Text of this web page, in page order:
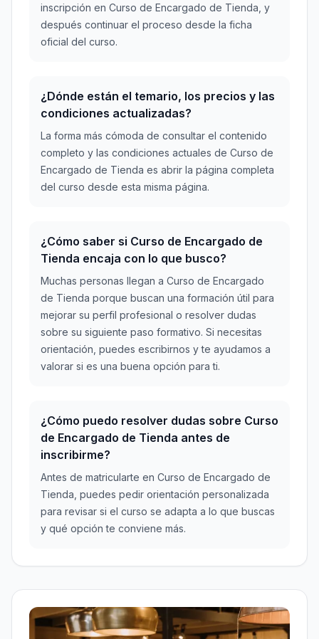
inscripción en Curso de Encargado de Tienda, y
después continuar el proceso desde la ficha
oficial del curso.
¿Dónde están el temario, los precios y las
condiciones actualizadas?
La forma más cómoda de consultar el contenido
completo y las condiciones actuales de Curso de
Encargado de Tienda es abrir la página completa
del curso desde esta misma página.
¿Cómo saber si Curso de Encargado de
Tienda encaja con lo que busco?
Muchas personas llegan a Curso de Encargado
de Tienda porque buscan una formación útil para
mejorar su perfil profesional o resolver dudas
sobre su siguiente paso formativo. Si necesitas
orientación, puedes escribirnos y te ayudamos a
valorar si es una buena opción para ti.
¿Cómo puedo resolver dudas sobre Curso
de Encargado de Tienda antes de
inscribirme?
Antes de matricularte en Curso de Encargado de
Tienda, puedes pedir orientación personalizada
para revisar si el curso se adapta a lo que buscas
y qué opción te conviene más.